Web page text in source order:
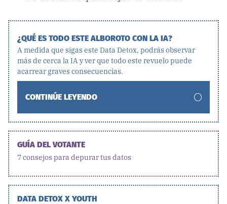
¿QUÉ ES TODO ESTE ALBOROTO CON LA IA?
A medida que sigas este Data Detox, podrás observar
más de cerca la IA y ver que todo este revuelo puede
acarrear graves consecuencias.
CONTINÚE LEYENDO
GUÍA DEL VOTANTE
7 consejos para depurar tus datos
DATA DETOX X YOUTH